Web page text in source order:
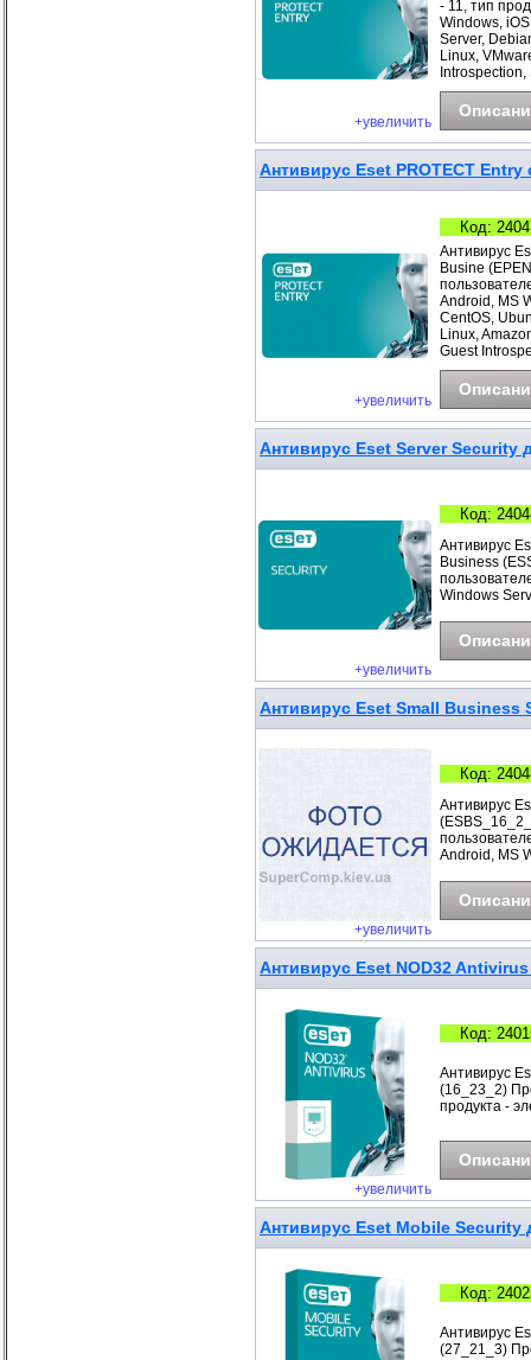
+увеличить
- 11, тип
Windows,
Server,
Linux,
Антивирус Eset PROTECT
+увеличить
Код:
Антивирус
Busine
Android, MS
CentOS,
Linux,
Guest
Антивирус Eset Server Security
+увеличить
Код:
Антивирус
Business
Windows
Антивирус Eset Small Business
+увеличить
Код:
Антивирус
Android, MS
Антивирус Eset NOD32
+увеличить
Код:
Антивирус
(16_23_2)
продукта -
Антивирус Eset Mobile Security
Код:
Антивирус
(27_21_3)